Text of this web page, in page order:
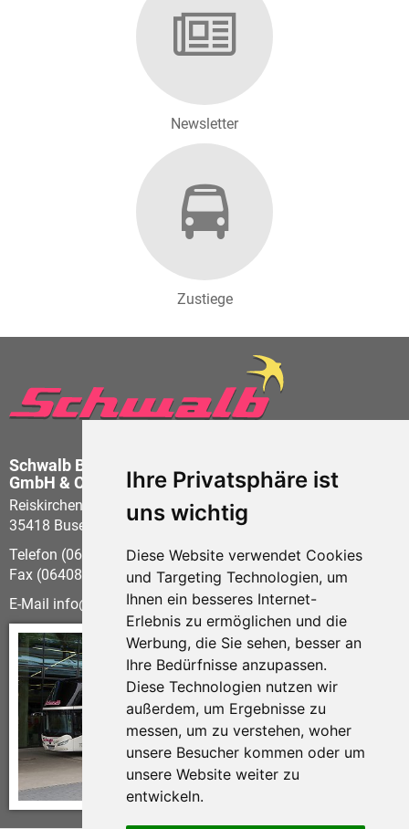
Ihre Privatsphäre ist
uns wichtig
Diese Website verwendet Cookies
und Targeting Technologien, um
Ihnen ein besseres Internet-
Erlebnis zu ermöglichen und die
Werbung, die Sie sehen, besser an
Ihre Bedürfnisse anzupassen.
Diese Technologien nutzen wir
außerdem, um Ergebnisse zu
messen, um zu verstehen, woher
unsere Besucher kommen oder um
unsere Website weiter zu
entwickeln.
Newsletter
Zustiege
Schwalb Busbetrieb
GmbH & Co KG
Reiskirchener Str. 21
35418 Buseck - Beuern
Telefon (06408) 60 58-0
Fax (06408) 60 58-21
E-Mail info schwalb-reisen.de